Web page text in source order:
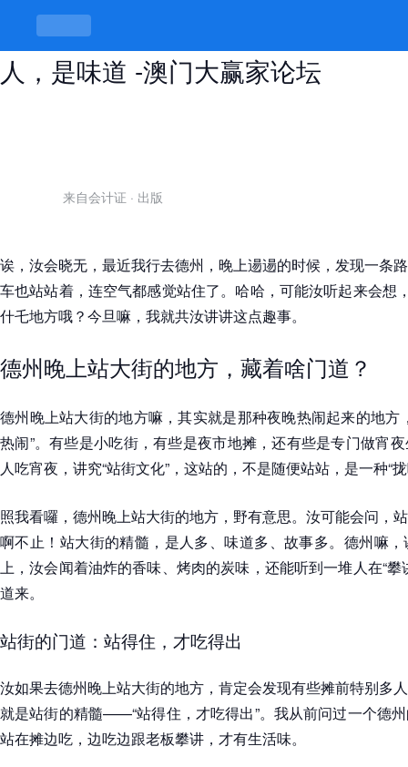
德州晚上站大街的地方，站的不是
人，是味道 -澳门大赢家论坛
来自会计证 · 出版
诶，汝会晓无，最近我行去德州，晚上逿逿的时候，发现一条
车也站站着，连空气都感觉站住了。哈哈，可能汝听起来会想
什乇地方哦？今旦嘛，我就共汝讲讲这点趣事。
德州晚上站大街的地方，藏着啥门道？
德州晚上站大街的地方嘛，其实就是那种夜晚热闹起来的地方
热闹”。有些是小吃街，有些是夜市地摊，还有些是专门做宵
人吃宵夜，讲究“站街文化”，这站的，不是随便站站，是一种“
照我看囉，德州晚上站大街的地方，野有意思。汝可能会问，
啊不止！站大街的精髓，是人多、味道多、故事多。德州嘛
上，汝会闻着油炸的香味、烤肉的炭味，还能听到一堆人在“
道来。
站街的门道：站得住，才吃得出
汝如果去德州晚上站大街的地方，肯定会发现有些摊前特别多
就是站街的精髓——“站得住，才吃得出”。我从前问过一个德
站在摊边吃，边吃边跟老板攀讲，才有生活味。